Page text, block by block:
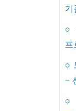
기
○
프
○
~